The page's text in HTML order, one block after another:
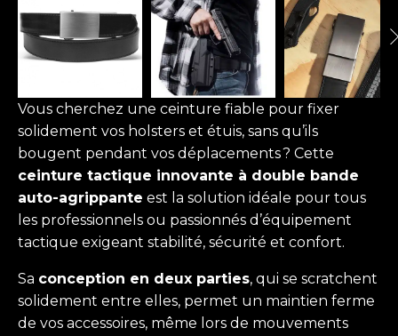
Vous cherchez une ceinture fiable pour fixer
solidement vos holsters et étuis, sans qu’ils
bougent pendant vos déplacements ? Cette
ceinture tactique innovante à double bande
auto-agrippante est la solution idéale pour tous
les professionnels ou passionnés d’équipement
tactique exigeant stabilité, sécurité et confort.
Sa conception en deux parties, qui se scratchent
solidement entre elles, permet un maintien ferme
de vos accessoires, même lors de mouvements